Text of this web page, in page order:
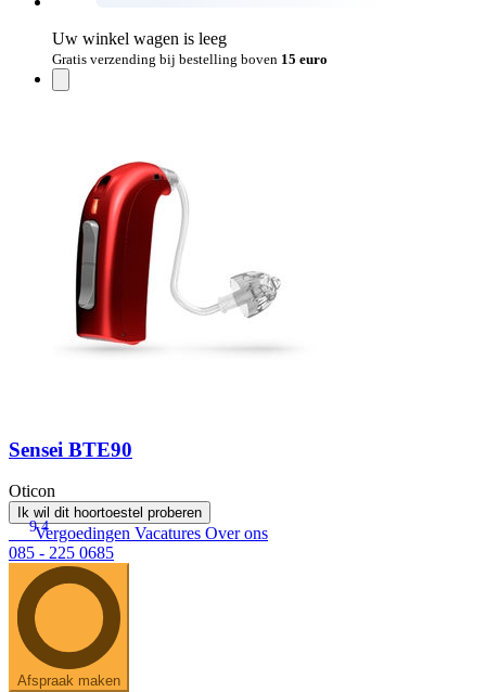
Uw winkel wagen is leeg
Gratis verzending bij bestelling boven 15 euro
Sensei BTE90
Oticon
Ik wil dit hoortoestel proberen
9.4
Vergoedingen Vacatures Over ons
085 - 225 0685
Afspraak maken